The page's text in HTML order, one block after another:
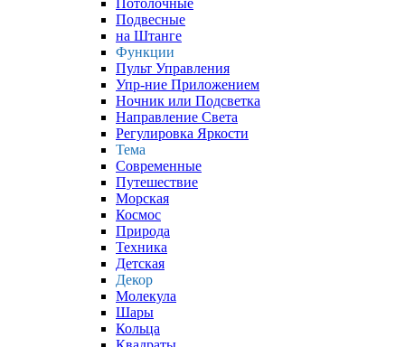
Потолочные
Подвесные
на Штанге
Функции
Пульт Управления
Упр-ние Приложением
Ночник или Подсветка
Направление Света
Регулировка Яркости
Тема
Современные
Путешествие
Морская
Космос
Природа
Техника
Детская
Декор
Молекула
Шары
Кольца